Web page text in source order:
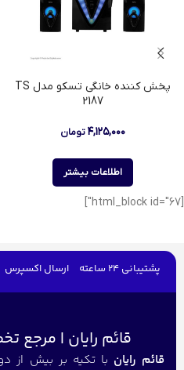
پخش کننده خانگی تسکو مدل TS
2187
۴,۱۲۵,۰۰۰ تومان
اطلاعات بیشتر
[html_block id="67"]
پشتیبانی 24 ساعته ارسال اکسپرس
قائم رایان | مرجع
قائم رایان با تکیه بر بیش از